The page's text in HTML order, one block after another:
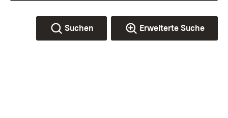
Suchen Erweiterte Suche